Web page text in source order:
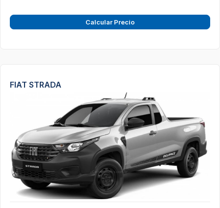
Calcular Precio
FIAT STRADA